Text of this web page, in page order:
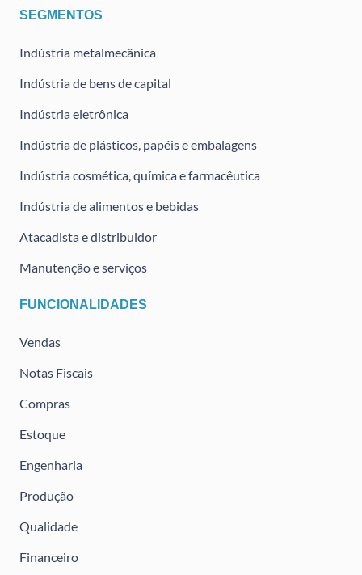
SEGMENTOS
Indústria metalmecânica
Indústria de bens de capital
Indústria eletrônica
Indústria de plásticos, papéis e embalagens
Indústria cosmética, química e farmacêutica
Indústria de alimentos e bebidas
Atacadista e distribuidor
Manutenção e serviços
FUNCIONALIDADES
Vendas
Notas Fiscais
Compras
Estoque
Engenharia
Produção
Qualidade
Financeiro